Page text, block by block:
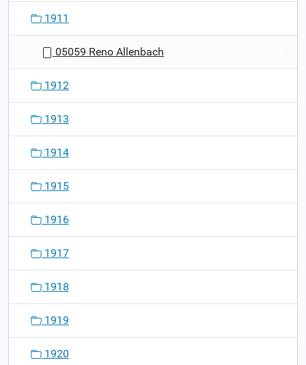
1911
05059 Reno Allenbach
1912
1913
1914
1915
1916
1917
1918
1919
1920